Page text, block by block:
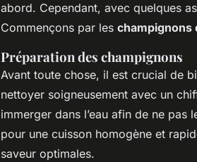
abord. Cependant, avec quelques
Commençons par les champignons
Préparation des champignons
Avant toute chose, il est crucial de
nettoyer soigneusement avec un
immerger dans l’eau afin de ne
pour une cuisson homogène et
saveur optimales.